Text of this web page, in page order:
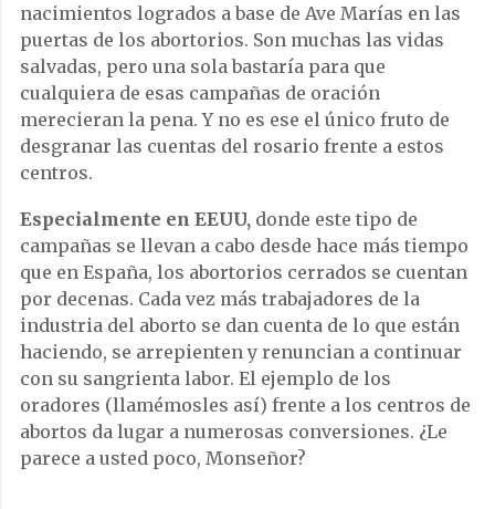
nacimientos logrados a base de Ave Marías en las
puertas de los abortorios. Son muchas las vidas
salvadas, pero una sola bastaría para que
cualquiera de esas campañas de oración
merecieran la pena. Y no es ese el único fruto de
desgranar las cuentas del rosario frente a estos
centros.
Especialmente en EEUU, donde este tipo de
campañas se llevan a cabo desde hace más tiempo
que en España, los abortorios cerrados se cuentan
por decenas. Cada vez más trabajadores de la
industria del aborto se dan cuenta de lo que están
haciendo, se arrepienten y renuncian a continuar
con su sangrienta labor. El ejemplo de los
oradores (llamémosles así) frente a los centros de
abortos da lugar a numerosas conversiones. ¿Le
parece a usted poco, Monseñor?